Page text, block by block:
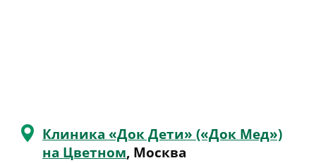
Клиника «Док Дети» («Док Мед»)
на Цветном, Москва